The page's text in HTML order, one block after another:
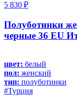
5 830 ₽
Полуботинки
черные 36 EU
цвет: белый
пол: женский
тип: полуботинки
#Турция